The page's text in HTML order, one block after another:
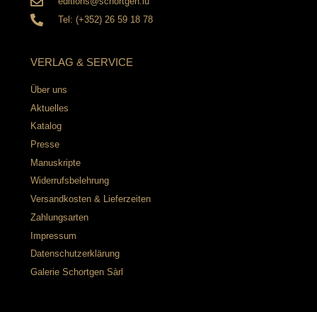
Tel: (+352) 26 59 18 78
VERLAG & SERVICE
Über uns
Aktuelles
Katalog
Presse
Manuskripte
Widerrufsbelehrung
Versandkosten & Lieferzeiten
Zahlungsarten
Impressum
Datenschutzerklärung
Galerie Schortgen Sàrl